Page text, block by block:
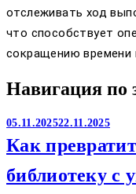
отслеживать ход
что способствует
сокращению времени
Навигация по
05.11.202522.11.2025
Как
библиотеку с